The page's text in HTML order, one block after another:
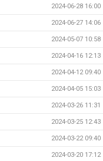
2024-06-28 16:00
2024-06-27 14:06
2024-05-07 10:58
2024-04-16 12:13
2024-04-12 09:40
2024-04-05 15:03
2024-03-26 11:31
2024-03-25 12:43
2024-03-22 09:40
2024-03-20 17:12